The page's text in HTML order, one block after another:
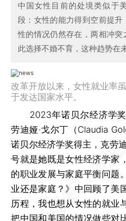
中国女性目前的处境类似于
段：女性的能力得到空前提
性的情况仍然存在，两相冲
此选择不婚不育，这种趋势在
改革开放以来，女性就业率
于发达国家水平。
2023年诺贝尔经济学奖
劳迪娅·戈尔丁（Claudia
诺贝尔经济学奖得主，克劳
号就是她既是女性经济学家
的职业发展与家庭平衡问题
业还是家庭？》中回顾了美
历程，我也想从女性的就业
把中国和美国的情况做些对